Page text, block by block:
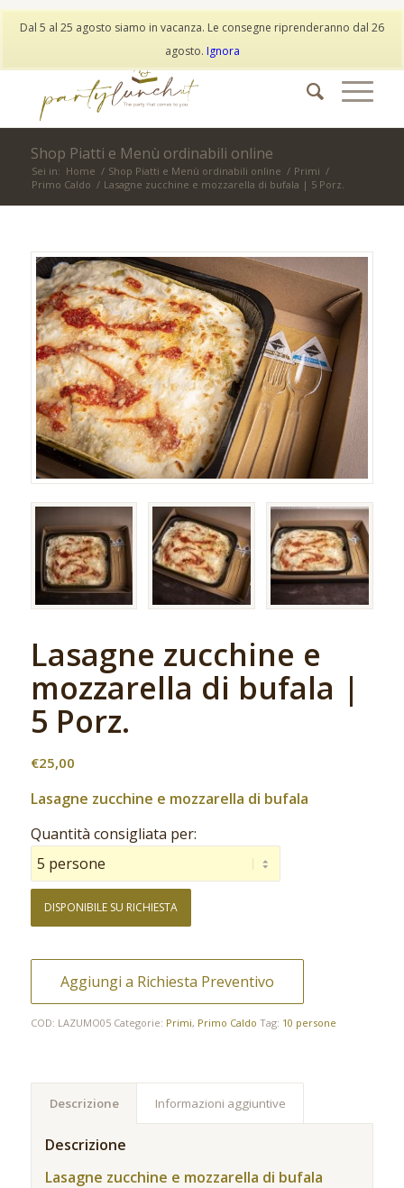
My Account
Wishlist
Shop Piatti e Menù ordinabili online
Sei in: Home / Shop Piatti e Menù ordinabili online / Primi /
Primo Caldo / Lasagne zucchine e mozzarella di bufala | 5 Porz.
Lasagne zucchine e
mozzarella di bufala |
5 Porz.
€25,00
Lasagne zucchine e mozzarella di bufala
Quantità consigliata per:
DISPONIBILE SU RICHIESTA
Aggiungi a Richiesta Preventivo
COD: LAZUMO05 Categorie: Primi, Primo Caldo Tag: 10 persone
Descrizione Informazioni aggiuntive
Descrizione
Lasagne zucchine e mozzarella di bufala
Dal 5 al 25 agosto siamo in vacanza. Le consegne riprenderanno dal 26
agosto. Ignora